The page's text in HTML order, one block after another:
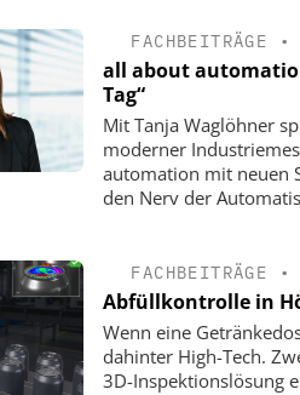
FACHBEITRÄGE
all about
Tag“
Mit Tanja Waglöhner
moderner
automation mit neuen
den Nerv der
FACHBEITRÄGE •
Abfüllkontrolle in
Wenn eine
dahinter High-Tech.
3D-Inspektionslösung